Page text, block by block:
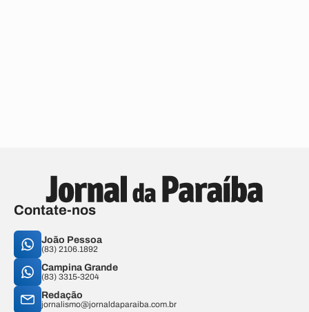
Contate-nos
João Pessoa
(83) 2106.1892
Campina Grande
(83) 3315-3204
Redação
jornalismo@jornaldaparaiba.com.br